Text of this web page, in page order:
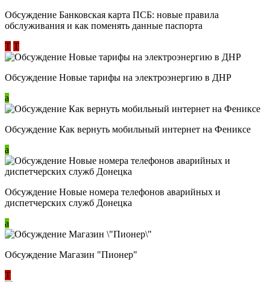
Обсуждение ​Банковская карта ПСБ: новые правила
обслуживания и как поменять данные паспорта
Т Т
Обсуждение Новые тарифы на электроэнергию в ДНР
a
Обсуждение Как вернуть мобильный интернет на Фениксе
a
Обсуждение Новые номера телефонов аварийных и
диспетчерских служб Донецка
a
Обсуждение Магазин "Пионер"
Т